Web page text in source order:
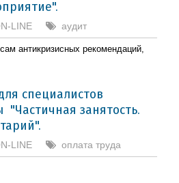
LINE аудит
антикризисных рекомендаций,
специалистов
занятость.
LINE оплата труда